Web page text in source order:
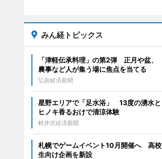
みん経トピックス
「津軽伝承料理」の第2弾 正月や盆、
農事など人が集う場に焦点を当てる
弘前経済新聞
星野エリアで「足水浴」 13度の湧水と
ヒノキ香るおけで清涼体験
軽井沢経済新聞
札幌でゲームイベント10月開催へ 高校
生向け企画を新設